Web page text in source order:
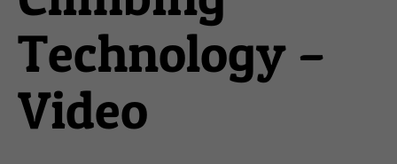
Technology –
Video